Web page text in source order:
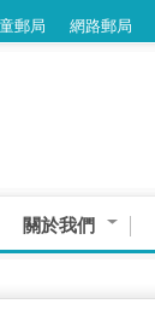
郵局 網路郵局
關於我們